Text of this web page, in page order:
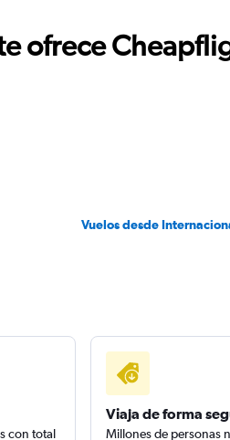
ofrece
Vuelos desde
con total
Viaja de forma
Millones de personas